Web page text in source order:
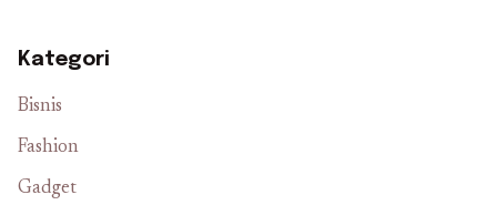
Kategori
Bisnis
Fashion
Gadget